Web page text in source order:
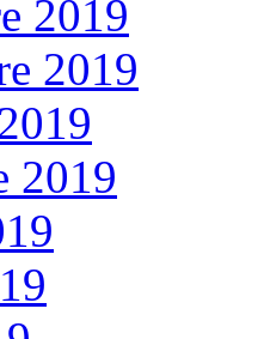
2019
2019
2019